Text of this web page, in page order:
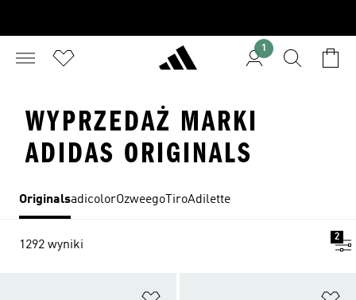
1
WYPRZEDAŻ MARKI
ADIDAS ORIGINALS
OriginalsadicolorOzweego TiroAdilette
1292 wyniki
2